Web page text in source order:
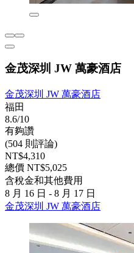
金茂深圳 JW 萬豪酒店
金茂深圳 JW 萬豪酒店
福田
8.6/10
有夠讚
(504 則評論)
NT$4,310
總價 NT$5,025
含稅金和其他費用
8 月 16 日 - 8 月 17 日
金茂深圳 JW 萬豪酒店